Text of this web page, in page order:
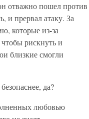
отважно пошел против
и прервал атаку. За
которые из-за
рискнуть и
близкие смогли
да?
любовью